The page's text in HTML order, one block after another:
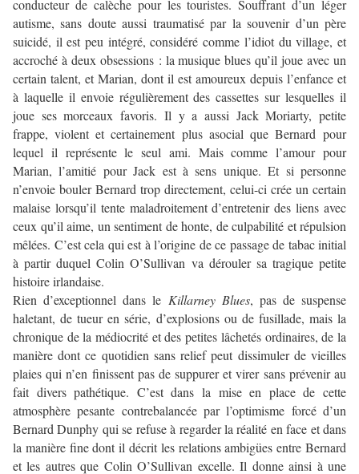
conducteur de calèche pour les touristes. Souffrant d’un léger
autisme, sans doute aussi traumatisé par la souvenir d’un père
suicidé, il est peu intégré, considéré comme l’idiot du village, et
accroché à deux obsessions : la musique blues qu’il joue avec un
certain talent, et Marian, dont il est amoureux depuis l’enfance et
à laquelle il envoie régulièrement des cassettes sur lesquelles il
joue ses morceaux favoris. Il y a aussi Jack Moriarty, petite
frappe, violent et certainement plus asocial que Bernard pour
lequel il représente le seul ami. Mais comme l’amour pour
Marian, l’amitié pour Jack est à sens unique. Et si personne
n’envoie bouler Bernard trop directement, celui-ci crée un certain
malaise lorsqu’il tente maladroitement d’entretenir des liens avec
ceux qu’il aime, un sentiment de honte, de culpabilité et répulsion
mêlées. C’est cela qui est à l’origine de ce passage de tabac initial
à partir duquel Colin O’Sullivan va dérouler sa tragique petite
histoire irlandaise.
Rien d’exceptionnel dans le Killarney Blues, pas de suspense
haletant, de tueur en série, d’explosions ou de fusillade, mais la
chronique de la médiocrité et des petites lâchetés ordinaires, de la
manière dont ce quotidien sans relief peut dissimuler de vieilles
plaies qui n’en finissent pas de suppurer et virer sans prévenir au
fait divers pathétique. C’est dans la mise en place de cette
atmosphère pesante contrebalancée par l’optimisme forcé d’un
Bernard Dunphy qui se refuse à regarder la réalité en face et dans
la manière fine dont il décrit les relations ambigües entre Bernard
et les autres que Colin O’Sullivan excelle. Il donne ainsi à une